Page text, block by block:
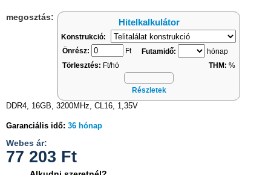
megosztás:
Hitelkalkulátor
Konstrukció:
Önrész:
Ft Futamidő:
hónap
Törlesztés: Ft/hó THM: %
Részletek
DDR4, 16GB, 3200MHz, CL16, 1,35V
Garanciális idő: 36 hónap
Webes ár:
77 203 Ft